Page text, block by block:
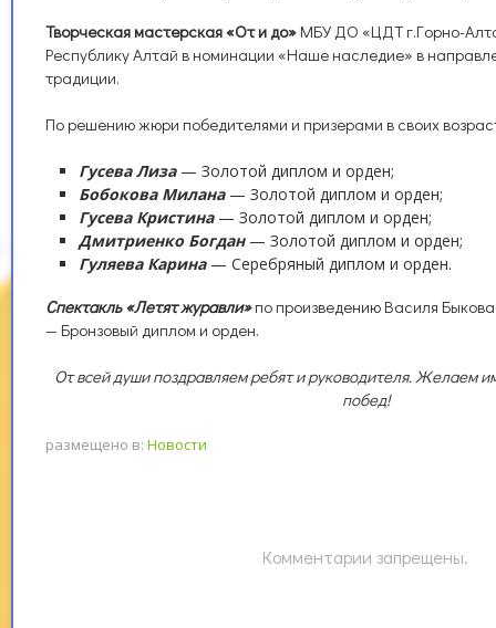
Творческая мастерская «От и до» МБУ ДО «ЦДТ г.Горно-
Республику Алтай в номинации «Наше наследие» в
традиции.
По решению жюри победителями и призерами в своих
Гусева Лиза — Золотой диплом и орден;
Бобокова Милана — Золотой диплом и орден;
Гусева Кристина— Золотой диплом и орден;
Дмитриенко Богдан— Золотой диплом и орден;
Гуляева Карина— Серебряный диплом и орден.
Спектакль «Летят журавли»по произведению Василя
— Бронзовый диплом и орден.
От всей души поздравляем ребят и руководителя. Желаем
побед!
размещено в: Новости
Комментарии запрещены.